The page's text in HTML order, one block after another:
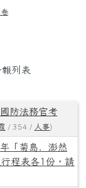
報列表
防法務官考
/ 354 / 人事)
「菊島．澎然
程表各1份，請